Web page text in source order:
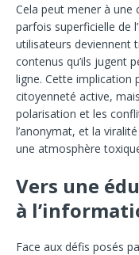
Cela peut mener à
parfois superficielle de
utilisateurs deviennent
contenus qu’ils jugent
ligne. Cette implication
citoyenneté active,
polarisation et les
l’anonymat, et la
une atmosphère
Vers une
à
Face aux défis posés